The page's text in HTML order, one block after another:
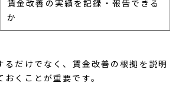
賃金改善の実績を記録・報告できる
か
るだけでなく、賃金改善の根拠を説明
くことが重要です。